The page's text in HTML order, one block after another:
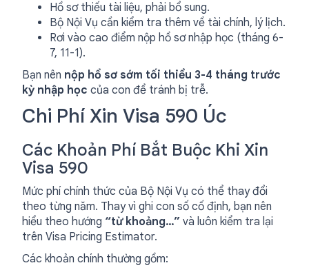
Hồ sơ thiếu tài liệu, phải bổ sung.
Bộ Nội Vụ cần kiểm tra thêm về tài chính, lý lịch.
Rơi vào cao điểm nộp hồ sơ nhập học (tháng 6-
7, 11-1).
Bạn nên nộp hồ sơ sớm tối thiểu 3-4 tháng trước
kỳ nhập học của con để tránh bị trễ.
Chi Phí Xin Visa 590 Úc
Các Khoản Phí Bắt Buộc Khi Xin
Visa 590
Mức phí chính thức của Bộ Nội Vụ có thể thay đổi
theo từng năm. Thay vì ghi con số cố định, bạn nên
hiểu theo hướng “từ khoảng…” và luôn kiểm tra lại
trên Visa Pricing Estimator.
Các khoản chính thường gồm: